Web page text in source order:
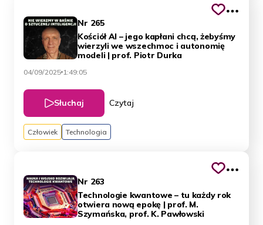
Nr 265
Kościół AI – jego kapłani chcą, żebyśmy
wierzyli we wszechmoc i autonomię
modeli | prof. Piotr Durka
04/09/2025 1:49:05
Słuchaj Czytaj
Człowiek Technologia
Nr 263
Technologie kwantowe – tu każdy rok
otwiera nową epokę | prof. M.
Szymańska, prof. K. Pawłowski